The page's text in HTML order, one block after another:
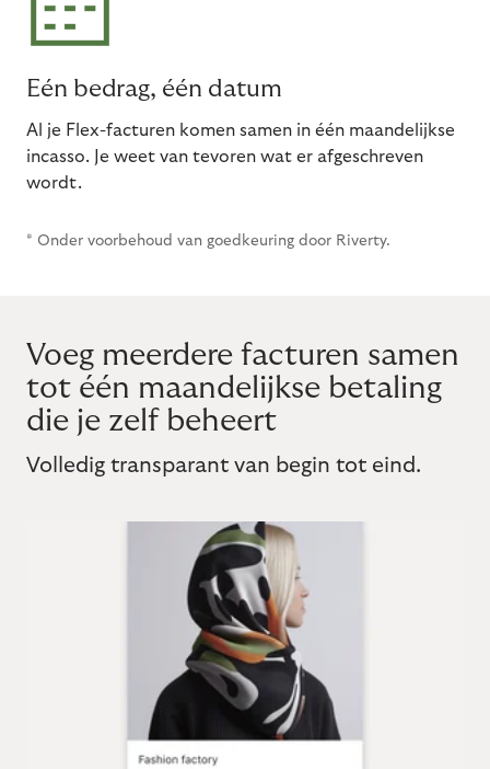
Eén bedrag, één datum
Al je Flex-facturen komen samen in één maandelijkse
incasso. Je weet van tevoren wat er afgeschreven
wordt.
* Onder voorbehoud van goedkeuring door Riverty.
Voeg meerdere facturen samen
tot één maandelijkse betaling
die je zelf beheert
Volledig transparant van begin tot eind.